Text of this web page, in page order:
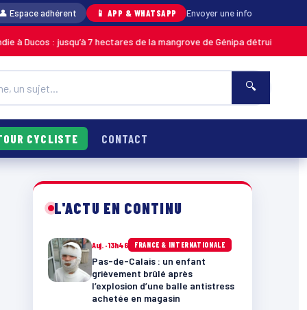
Espace adhérent 📱 APP & WHATSAPP Envoyer une info
jusqu’à 7 hectares de la mangrove de Génipa détruits, le feu désormais
🔍
CYCLISTE CONTACT
L'ACTU EN CONTINU
Auj. · 13h46 FRANCE & INTERNATIONALE
Pas-de-Calais : un enfant
grièvement brûlé après
l’explosion d’une balle antistress
achetée en magasin